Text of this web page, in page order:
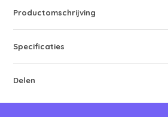
Productomschrijving
Specificaties
Delen